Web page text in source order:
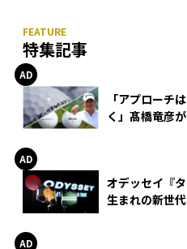
特集記事
「アプローチ
く」髙橋竜彦
オデッセイ『
生まれの新世